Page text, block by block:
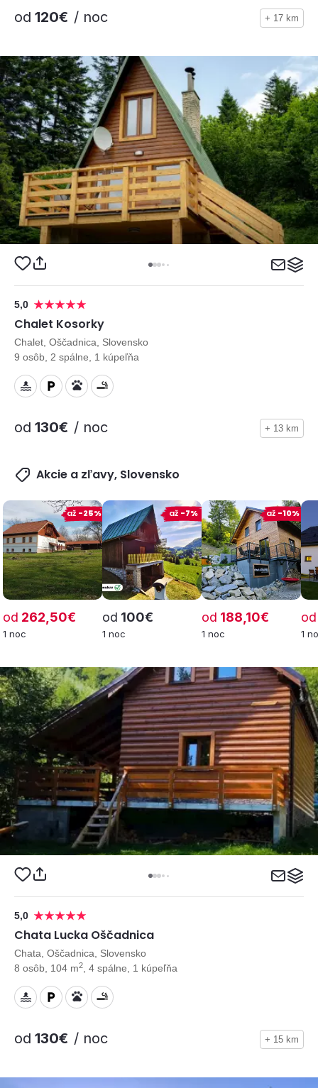
od 120€ / noc + 17 km
5,0
Chalet Kosorky
Chalet, Oščadnica, Slovensko
9 osôb, 2 spálne, 1 kúpeľňa
od 130€ / noc + 13 km
Akcie a zľavy, Slovensko
od 262,50€
1 noc
až -25%
od 100€
1 noc
až -7%
od 188,10€
1 noc
až -10%
od
1
5,0
Chata Lucka Oščadnica
Chata, Oščadnica, Slovensko
8 osôb, 104 m2 , 4 spálne, 1 kúpeľňa
od 130€ / noc + 15 km